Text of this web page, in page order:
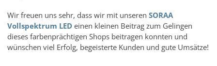
Wir freuen uns sehr, dass wir mit unseren SORAA
Vollspektrum LED einen kleinen Beitrag zum Gelingen
dieses farbenprächtigen Shops beitragen konnten und
wünschen viel Erfolg, begeisterte Kunden und gute Umsätze!